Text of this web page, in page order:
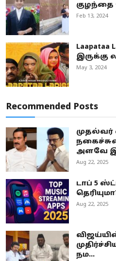
குழந்தை
Feb 13, 2024
Laapataa
இருக்கு
May 3, 2024
Recommended Posts
அளவே
Aug 22, 2025
டாப் 5
Aug 22, 2025
நம...